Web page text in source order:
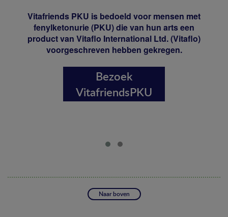
Vitafriends PKU is bedoeld voor mensen met
fenylketonurie (PKU) die van hun arts een
product van Vitaflo International Ltd. (Vitaflo)
voorgeschreven hebben gekregen.
Bezoek
VitafriendsPKU
Naar boven